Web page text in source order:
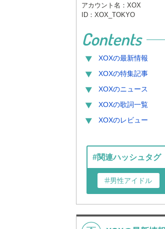
アカウント名：XOX
ID：XOX_TOKYO
Contents
XOXの最新情報
XOXの特集記事
XOXのニュース
XOXの歌詞一覧
XOXのレビュー
#関連ハッシュタグ
男性アイドル